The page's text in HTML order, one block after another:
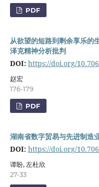
PDF
从欲望的短路到剩余享乐
泽克精神分析批判
DOI: https://doi.org/
赵宏
176-179
PDF
湖南省数字贸易与先进制造
DOI: https://doi.org/
谭盼, 左杜欣
27-33